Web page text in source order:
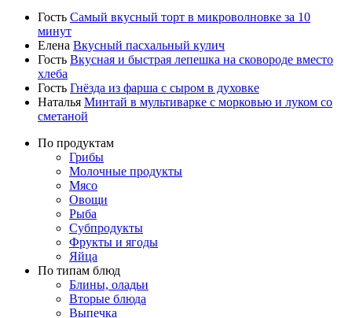
Гость Самый вкусный торт в микроволновке за 10
минут
Елена Вкусный пасхальный кулич
Гость Вкусная и быстрая лепешка на сковороде вместо
хлеба
Гость Гнёзда из фарша с сыром в духовке
Наталья Минтай в мультиварке с морковью и луком со
сметаной
По продуктам
Грибы
Молочные продукты
Мясо
Овощи
Рыба
Субпродукты
Фрукты и ягоды
Яйца
По типам блюд
Блины, оладьи
Вторые блюда
Выпечка